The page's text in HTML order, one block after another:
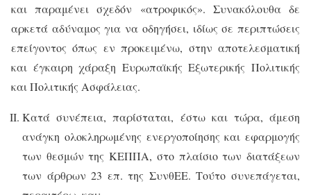
και παραμένει σχεδόν «ατροφικός». Συνακόλουθα δε
αρκετά αδύναμος για να οδηγήσει, ιδίως σε περιπτώσεις
επείγοντος όπως εν προκειμένω, στην αποτελεσματική
και έγκαιρη χάραξη Ευρωπαϊκής Εξωτερικής Πολιτικής
και Πολιτικής Ασφάλειας.
Κατά συνέπεια, παρίσταται, έστω και τώρα, άμεση
ανάγκη ολοκληρωμένης ενεργοποίησης και εφαρμογής
των θεσμών της ΚΕΠΠΑ, στο πλαίσιο των διατάξεων
των άρθρων 23 επ. της ΣυνθΕΕ.Τούτο συνεπάγεται,